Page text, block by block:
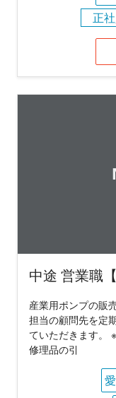
正
中途 営業職
産業用ポンプの販
担当の顧問先を定
ていただきます。
修理品の引